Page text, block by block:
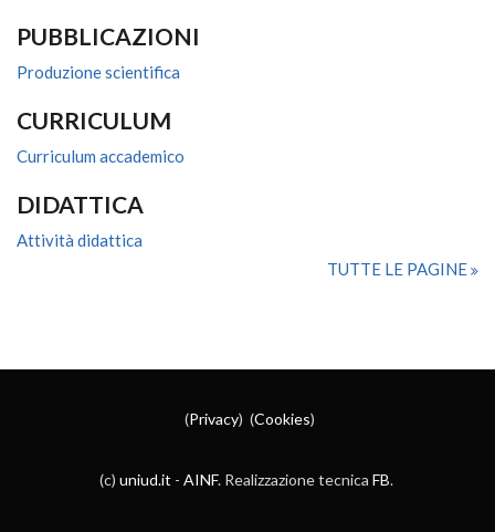
PUBBLICAZIONI
Produzione scientifica
CURRICULUM
Curriculum accademico
DIDATTICA
Attività didattica
TUTTE LE PAGINE
(Privacy) (Cookies)
(c) uniud.it - AINF. Realizzazione tecnica FB.